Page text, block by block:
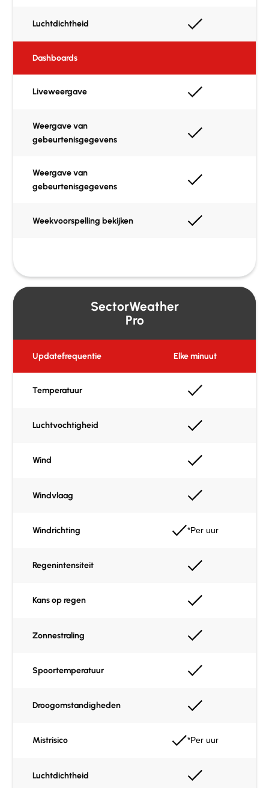
Luchtdichtheid
Dashboards
Liveweergave
Weergave van
gebeurtenisgegevens
Weergave van
gebeurtenisgegevens
Weekvoorspelling bekijken
SectorWeather
Pro
Updatefrequentie Elke minuut
Temperatuur
Luchtvochtigheid
Wind
Windvlaag
Windrichting *Per uur
Regenintensiteit
Kans op regen
Zonnestraling
Spoortemperatuur
Droogomstandigheden
Mistrisico *Per uur
Luchtdichtheid